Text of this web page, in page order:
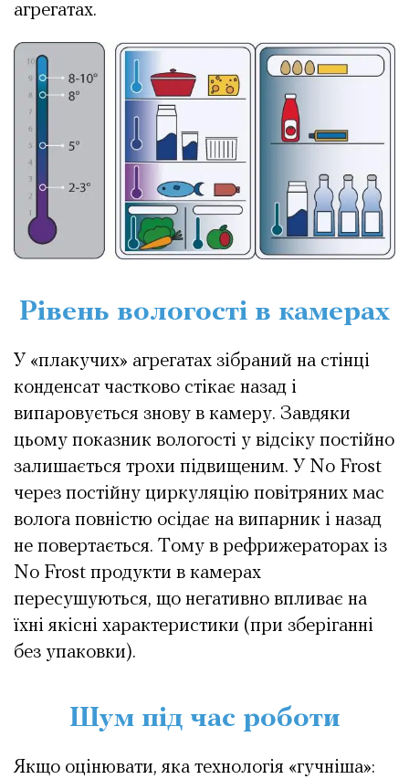
агрегатах.
Рівень вологості в камерах
У «плакучих» агрегатах зібраний на стінці
конденсат частково стікає назад і
випаровується знову в камеру. Завдяки
цьому показник вологості у відсіку постійно
залишається трохи підвищеним. У No Frost
через постійну циркуляцію повітряних мас
волога повністю осідає на випарник і назад
не повертається. Тому в рефрижераторах із
No Frost продукти в камерах
пересушуються, що негативно впливає на
їхні якісні характеристики (при зберіганні
без упаковки).
Шум під час роботи
Якщо оцінювати, яка технологія «гучніша»: